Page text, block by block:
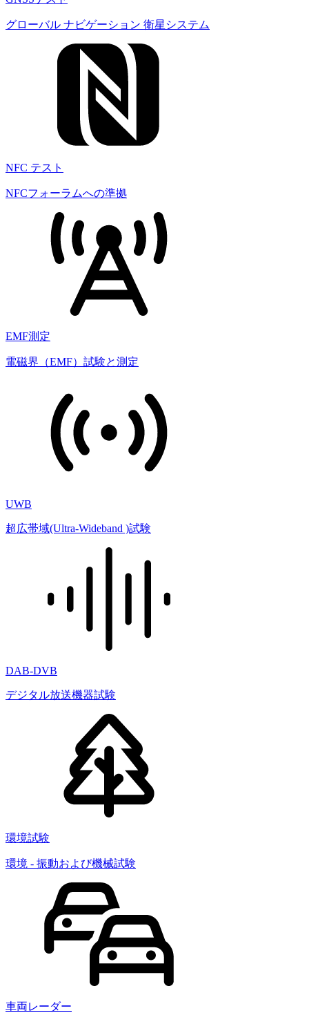
グローバル ナビゲーション 衛星システム
NFC テスト
NFCフォーラムへの準拠
EMF測定
電磁界（EMF）試験と測定
UWB
超広帯域(Ultra-Wideband )試験
DAB-DVB
デジタル放送機器試験
環境試験
環境 - 振動および機械試験
車両レーダー